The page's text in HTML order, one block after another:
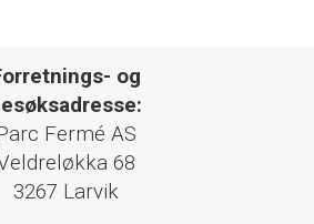
og
Fermé AS
68
3267 Larvik